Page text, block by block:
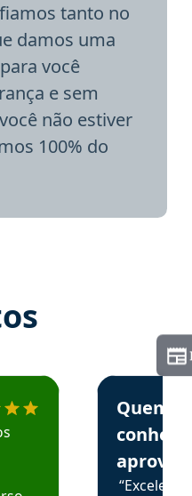
tanto no
damos uma
você
e sem
não estiver
100% do
Aprova Concursos em
Estudante
Quem
aprova